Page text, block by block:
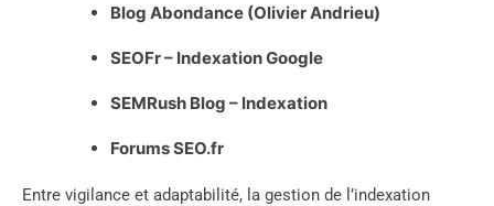
Blog Abondance (Olivier Andrieu)
SEOFr – Indexation Google
SEMRush Blog – Indexation
Forums SEO.fr
Entre vigilance et adaptabilité, la gestion de l’indexation